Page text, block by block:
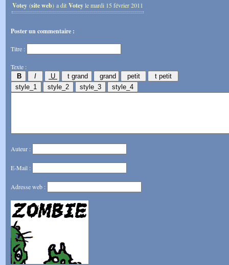
Votey (site web) a dit Voteyle mardi 15 février 2011
Poster un commentaire :
Titre :
Texte :
Auteur :
E-Mail :
Adresse web :